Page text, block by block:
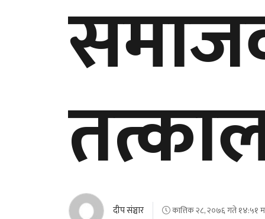
दीप संञ्चार कात्तिक २८, २०७६ गते १४:५१